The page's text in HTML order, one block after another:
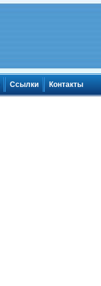
Ссылки Контакты